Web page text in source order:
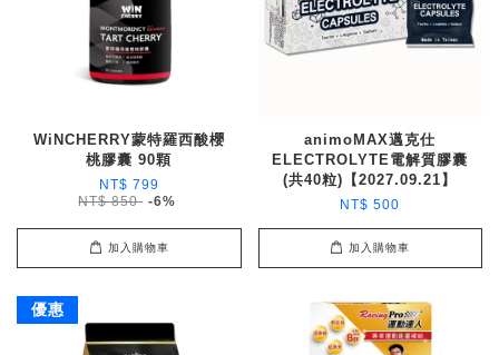
WiNCHERRY蒙特羅西酸櫻
桃膠囊 90顆
NT$ 799
NT$ 850 -6%
加入購物車
animoMAX邁克仕
ELECTROLYTE電解質膠囊
(共40粒)【2027.09.21】
NT$ 500
加入購物車
優惠